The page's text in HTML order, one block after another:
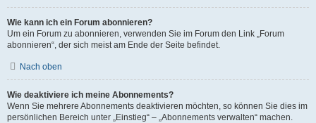
Wie kann ich ein Forum abonnieren?
Um ein Forum zu abonnieren, verwenden Sie im Forum den Link „Forum
abonnieren“, der sich meist am Ende der Seite befindet.
Nach oben
Wie deaktiviere ich meine Abonnements?
Wenn Sie mehrere Abonnements deaktivieren möchten, so können Sie dies im
persönlichen Bereich unter „Einstieg“ – „Abonnements verwalten“ machen.